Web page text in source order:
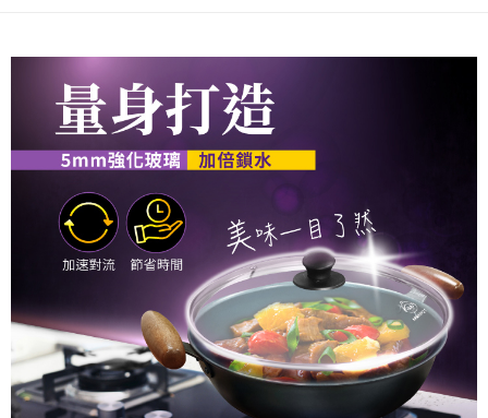
yang membolehkan pelanggan membeli barangan atau perkhidmatan
melalui perkhidmatan ini pada masa transaksi. Hasil daripada pembelian
atau pembayaran ansuran akan dipindahkan oleh peniaga kepada
Syarikat, dan pelanggan hendaklah membuat pembayaran mengikut
perjanjian menggunakan sistem bil Syarikat.
penggunaan OP Pay Later, peniaga akan memberikan maklumat peribadi
anda (termasuk nama, nombor telefon, atau alamat) kepada Syarikat bagi
tujuan pengumpulan, pemprosesan dan penggunaan data yang
diperlukan untuk pengebilan ansuran, termasuk pengesahan,
pengesahan semula dan pembetulan.
Untuk terma perkhidmatan penuh, sila rujuk pautan berikut:
https://oppay.tw/userRule" target="_blank" class="link revert-
style">https://oppay.tw/userRule
【Panduan Penggunaan Pembayaran Ansuran Gogo】
1. Perkhidmatan ini disediakan oleh Taiwan Mobile, pengguna telefon
Ketiga, Syarat Perkhidmatan
Perkhidmatan AFTEE Beli Sekarang Bayar Kemudian disediakan oleh NP
Taiwan, Inc. dan AFTEE akan membuat bil kepada pengguna. AFTEE
akan menggunakan data peribadi yang dikumpul (termasuk nama
pembeli, no. telefon, nama penerima, no. telefon, alamat penerima) untuk
penggunaan perkhidmatan. Sila rujuk kepada "Penyata Pengumpulan
Data Peribadi, Pemprosesan, Penggunaan"
(https://aftee.tw/privacypolicy/
) untuk maklumat lanjut.
Jumlah yang diperakui untuk pengguna kali pertama yang lulus
kelulusan boleh sehingga NT$10,000. Jika pengguna tidak membuat
pembayaran dalam tempoh tersebut, yuran pembayaran lewat sebanyak
20% setahun akan dikenakan. Pengguna bawah umur dikehendaki
mendapatkan kebenaran daripada ibu bapa atau penjaga yang sah
untuk menggunakan AFTEE.